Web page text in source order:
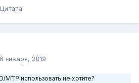
Цитата
6 января, 2019
использовать не хотите?